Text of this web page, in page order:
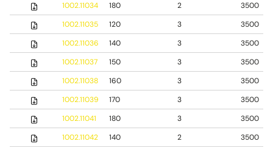
1002.11034
180 2
3500
1002.11035
120 3
3500
1002.11036
140 3
3500
1002.11037
150 3
3500
1002.11038
160 3
3500
1002.11039
170 3
3500
1002.11041
180 3
3500
1002.11042
140 2
3500